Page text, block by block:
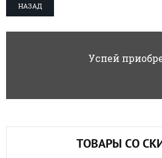
НАЗАД
Успей
ТОВАРЫ СО